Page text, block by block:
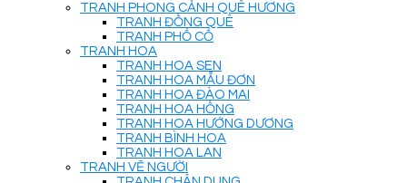
TRANH PHONG CẢNH QUÊ HƯƠNG
TRANH ĐỒNG QUÊ
TRANH PHỐ CỔ
TRANH HOA
TRANH HOA SEN
TRANH HOA MẪU ĐƠN
TRANH HOA ĐÀO MAI
TRANH HOA HỒNG
TRANH HOA HƯỚNG DƯƠNG
TRANH BÌNH HOA
TRANH HOA LAN
TRANH VẼ NGƯỜI